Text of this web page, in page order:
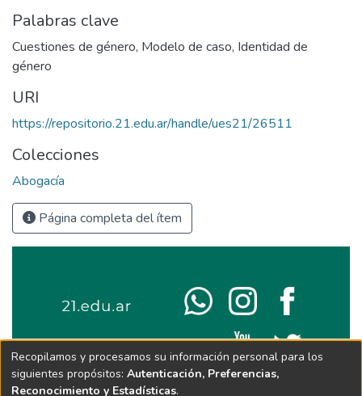
Palabras clave
Cuestiones de género, Modelo de caso, Identidad de
género
URI
https://repositorio.21.edu.ar/handle/ues21/26511
Colecciones
Abogacía
Página completa del ítem
Recopilamos y procesamos su información personal para los
siguientes propósitos: Autenticación, Preferencias,
Reconocimiento y Estadísticas.